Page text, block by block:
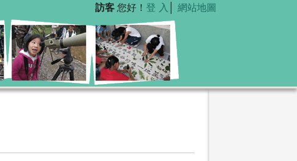
訪客 您好！ 登 入 網站地圖